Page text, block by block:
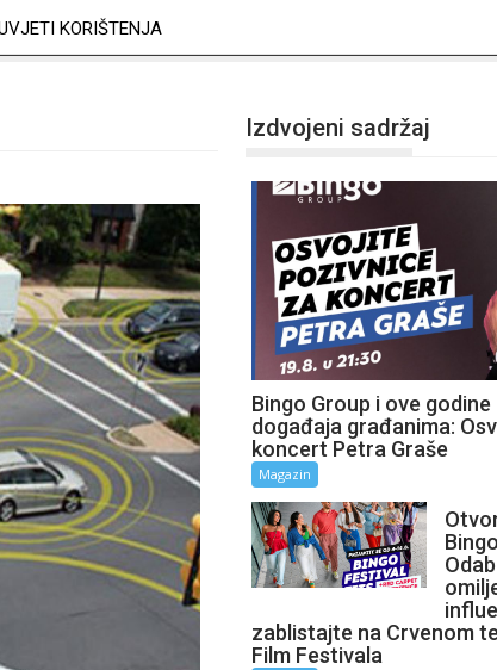
KORIŠTENJA
Izdvojeni sadržaj
Bingo Group i ove
događaja građanima:
koncert Petra Graše
Magazin
zablistajte na Crvenom
Film Festivala